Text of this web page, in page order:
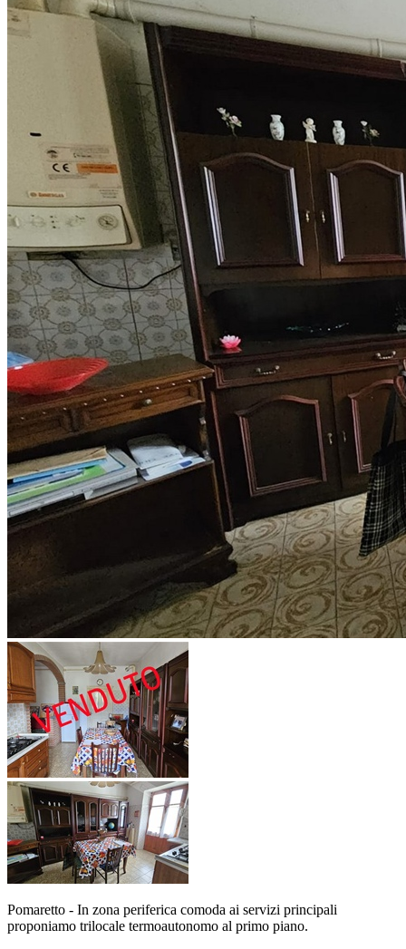
Pomaretto - In zona periferica comoda ai servizi principali
proponiamo trilocale termoautonomo al primo piano.